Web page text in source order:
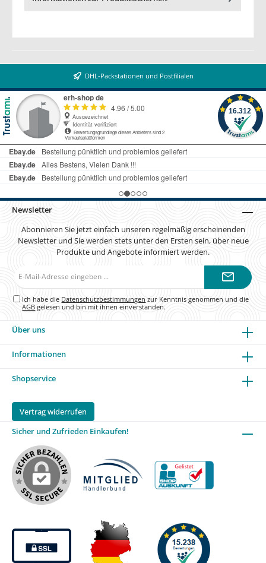
DHL-Packstationen und Postfilialen
Newsletter
Abonnieren Sie jetzt einfach unseren regelmäßig erscheinenden
Newsletter und Sie werden stets unter den Ersten sein, über neue
Produkte und Angebote informiert werden.
Ich habe die Datenschutzbestimmungen zur Kenntnis genommen und die
AGB gelesen und bin mit ihnen einverstanden.
Über uns
Informationen
Shopservice
Vertrag widerrufen
Sicher und Zufrieden Einkaufen!